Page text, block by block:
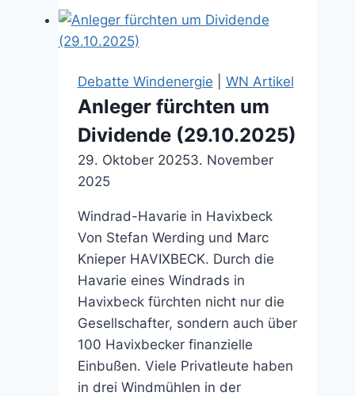
Restrisiko
Investoren“
(05.06.2026)
Debatte Windenergie WN Artikel
Anleger fürchten um
Dividende (29.10.2025)
29. Oktober 20253. November
2025
Windrad-Havarie in Havixbeck
Von Stefan Werding und Marc
Knieper HAVIXBECK. Durch die
Havarie eines Windrads in
Havixbeck fürchten nicht nur die
Gesellschafter, sondern auch über
100 Havixbecker finanzielle
Einbußen. Viele Privatleute haben
in drei Windmühlen in der